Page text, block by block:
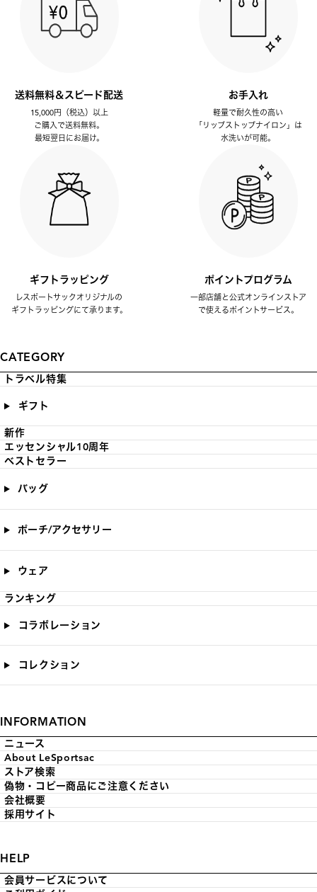
送料無料＆スピード配送
15,000円（税込）以上
ご購入で送料無料。
最短翌日にお届け。
お手入れ
軽量で耐久性の高い
「リップストップナイロン」は
水洗いが可能。
ギフトラッピング
レスポートサックオリジナルの
ギフトラッピングにて承ります。
ポイントプログラム
一部店舗と公式オンラインストア
で使えるポイントサービス。
CATEGORY
トラベル特集
ギフト
新作
エッセンシャル10周年
ベストセラー
バッグ
ポーチ/アクセサリー
ウェア
ランキング
コラボレーション
コレクション
INFORMATION
ニュース
About LeSportsac
ストア検索
偽物・コピー商品にご注意ください
会社概要
採用サイト
HELP
会員サービスについて